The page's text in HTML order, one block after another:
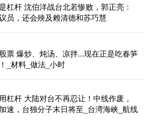
杠杆 沈伯洋战台北若惨败，郭正亮：
员，还会殃及赖清德和苏巧慧
票 爆炒、炖汤、凉拌...现在正是吃春笋
_材料_做法_小时
杠杆 大陆对台不再忍让！中线作废，
速，台独分子末日将至_台湾海峡_航线